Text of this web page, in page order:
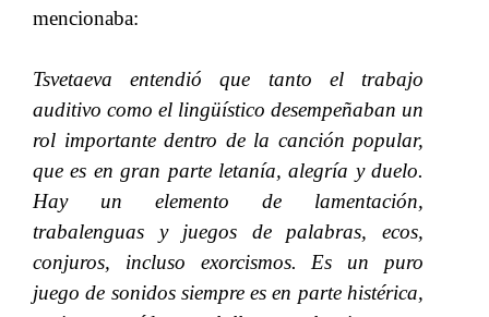
mencionaba:
Tsvetaeva entendió que tanto el trabajo
auditivo como el lingüístico desempeñaban un
rol importante dentro de la canción popular,
que es en gran parte letanía, alegría y duelo.
Hay un elemento de lamentación,
trabalenguas y juegos de palabras, ecos,
conjuros, incluso exorcismos. Es un puro
juego de​​ sonidos siempre es en parte histérica,